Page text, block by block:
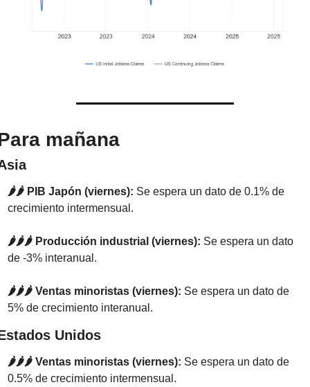
mañana
🌶️🌶️ PIB Japón (viernes): Se espera un dato de 0.1% de
crecimiento intermensual.
🌶️🌶️🌶️ Producción industrial (viernes): Se espera un dato
de -3% interanual.
🌶️🌶️🌶️ Ventas minoristas (viernes): Se espera un dato de
5% de crecimiento interanual.
Unidos
🌶️🌶️🌶️ Ventas minoristas (viernes): Se espera un dato de
0.5% de crecimiento intermensual.